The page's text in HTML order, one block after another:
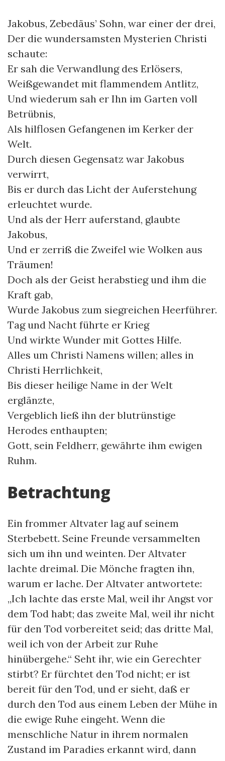
Jakobus, Zebedäus’ Sohn, war einer der drei,
Der die wundersamsten Mysterien Christi
schaute:
Er sah die Verwandlung des Erlösers,
Weißgewandet mit flammendem Antlitz,
Und wiederum sah er Ihn im Garten voll
Betrübnis,
Als hilflosen Gefangenen im Kerker der
Welt.
Durch diesen Gegensatz war Jakobus
verwirrt,
Bis er durch das Licht der Auferstehung
erleuchtet wurde.
Und als der Herr auferstand, glaubte
Jakobus,
Und er zerriß die Zweifel wie Wolken aus
Träumen!
Doch als der Geist herabstieg und ihm die
Kraft gab,
Wurde Jakobus zum siegreichen Heerführer.
Tag und Nacht führte er Krieg
Und wirkte Wunder mit Gottes Hilfe.
Alles um Christi Namens willen; alles in
Christi Herrlichkeit,
Bis dieser heilige Name in der Welt
erglänzte,
Vergeblich ließ ihn der blutrünstige
Herodes enthaupten;
Gott, sein Feldherr, gewährte ihm ewigen
Ruhm.
Betrachtung
Ein frommer Altvater lag auf seinem
Sterbebett. Seine Freunde versammelten
sich um ihn und weinten. Der Altvater
lachte dreimal. Die Mönche fragten ihn,
warum er lache. Der Altvater antwortete:
„Ich lachte das erste Mal, weil ihr Angst vor
dem Tod habt; das zweite Mal, weil ihr nicht
für den Tod vorbereitet seid; das dritte Mal,
weil ich von der Arbeit zur Ruhe
hinübergehe.“ Seht ihr, wie ein Gerechter
stirbt? Er fürchtet den Tod nicht; er ist
bereit für den Tod, und er sieht, daß er
durch den Tod aus einem Leben der Mühe in
die ewige Ruhe eingeht. Wenn die
menschliche Natur in ihrem normalen
Zustand im Paradies erkannt wird, dann